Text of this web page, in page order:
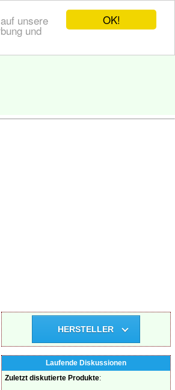
OK!
unsere
und
HERSTELLER
Laufende Diskussionen
Zuletzt diskutierte Produkte: